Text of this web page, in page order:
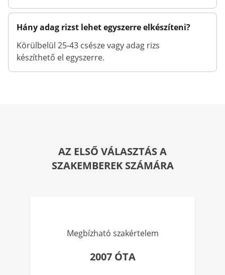
Hány adag rizst lehet egyszerre elkészíteni?
Körülbelül 25-43 csésze vagy adag rizs
készíthető el egyszerre.
AZ ELSŐ VÁLASZTÁS A
SZAKEMBEREK SZÁMÁRA
Megbízható szakértelem
2007 ÓTA